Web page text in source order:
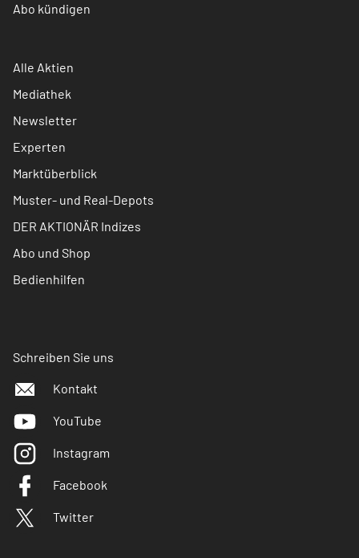
Abo kündigen
Alle Aktien
Mediathek
Newsletter
Experten
Marktüberblick
Muster- und Real-Depots
DER AKTIONÄR Indizes
Abo und Shop
Bedienhilfen
Schreiben Sie uns
Kontakt
YouTube
Instagram
Facebook
Twitter